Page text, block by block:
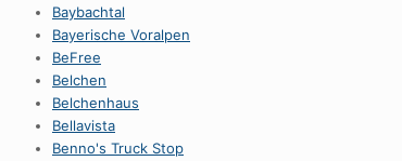
Baybachtal
Bayerische Voralpen
BeFree
Belchen
Belchenhaus
Bellavista
Benno's Truck Stop